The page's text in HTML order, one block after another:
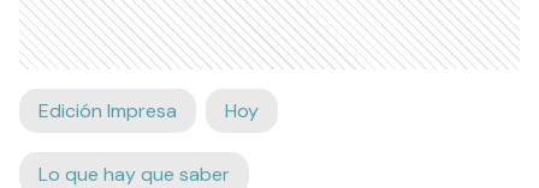
Edición Impresa Hoy
Lo que hay que saber